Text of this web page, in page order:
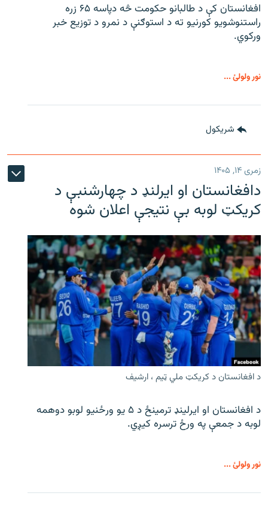
افغانستان کې د طالبانو حکومت څه دپاسه ۶۵ زره
راستنوشویو کورنیو ته د استوګنې د نمرو د توزیع خبر
ورکوي.
نور ولولئ ...
شريکول
زمری ۱۴, ۱۴۰۵
دافغانستان او ایرلنډ د چهارشنبې د
کریکټ لوبه بې نتیجې اعلان شوه
د افغانستان د کریکټ ملي ټیم ، ارشیف
د افغانستان او ایرلینډ ترمینځ د ۵ یو ورځنیو لوبو دوهمه
لوبه د جمعې په ورځ ترسره کیږي.
نور ولولئ ...